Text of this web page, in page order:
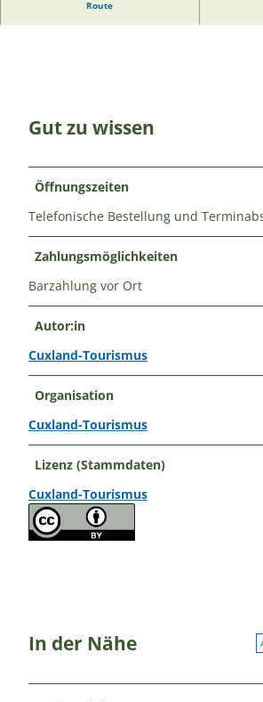
Route
Gut zu wissen
Öffnungszeiten
Telefonische Bestellung und
Zahlungsmöglichkeiten
Barzahlung vor Ort
Autor:in
Cuxland-Tourismus
Organisation
Cuxland-Tourismus
Lizenz (Stammdaten)
Cuxland-Tourismus
In der Nähe